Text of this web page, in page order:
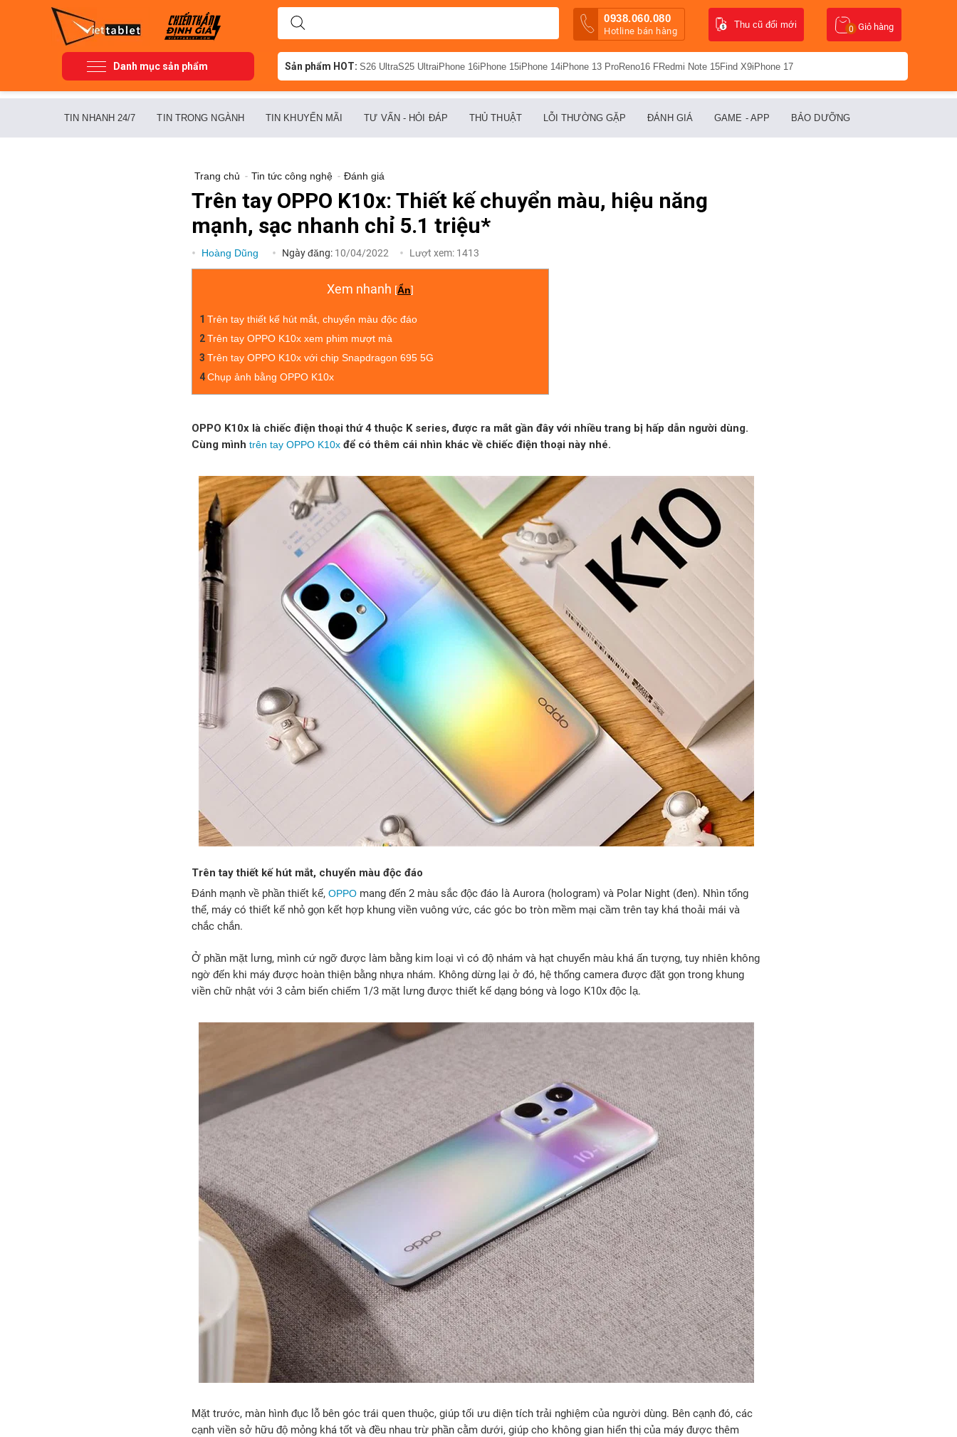
0938.060.080
Hotline bán hàng Giỏ hàng
0
Thu cũ đổi mới
Danh mục sản phẩm Sản phẩm HOT: S26 UltraS25 UltraiPhone 16iPhone 15iPhone 14iPhone 13 ProReno16 FRedmi Note 15Find X9iPhone 17
TIN NHANH 24/7 TIN TRONG NGÀNH TIN KHUYẾN MÃI TƯ VẤN - HỎI ĐÁP THỦ THUẬT LỖI THƯỜNG GẶP ĐÁNH GIÁ GAME - APP BẢO DƯỠNG
Trang chủ - Tin tức công nghệ - Đánh giá
Trên tay OPPO K10x: Thiết kế chuyển màu, hiệu năng
mạnh, sạc nhanh chỉ 5.1 triệu*
Hoàng Dũng Ngày đăng: 10/04/2022 Lượt xem: 1413
Xem nhanh [Ẩn]
1 Trên tay thiết kế hút mắt, chuyển màu độc đáo
2Trên tay OPPO K10x xem phim mượt mà
3 Trên tay OPPO K10x với chip Snapdragon 695 5G
4Chụp ảnh bằng OPPO K10x
OPPO K10x là chiếc điện thoại thứ 4 thuộc K series, được ra mắt gần đây với nhiều trang bị hấp dẫn người dùng.
Cùng mình trên tay OPPO K10x để có thêm cái nhìn khác về chiếc điện thoại này nhé.
Trên tay thiết kế hút mắt, chuyển màu độc đáo
Đánh mạnh về phần thiết kế, OPPO mang đến 2 màu sắc độc đáo là Aurora (hologram) và Polar Night (đen). Nhìn tổng
thể, máy có thiết kế nhỏ gọn kết hợp khung viền vuông vức, các góc bo tròn mềm mại cầm trên tay khá thoải mái và
chắc chắn.
Ở phần mặt lưng, mình cứ ngỡ được làm bằng kim loại vì có độ nhám và hạt chuyển màu khá ấn tượng, tuy nhiên không
ngờ đến khi máy được hoàn thiện bằng nhựa nhám. Không dừng lại ở đó, hệ thống camera được đặt gọn trong khung
viền chữ nhật với 3 cảm biến chiếm 1/3 mặt lưng được thiết kế dạng bóng và logo K10x độc lạ.
Mặt trước, màn hình đục lỗ bên góc trái quen thuộc, giúp tối ưu diện tích trải nghiệm của người dùng. Bên cạnh đó, các
cạnh viền sở hữu độ mỏng khá tốt và đều nhau trừ phần cằm dưới, giúp cho không gian hiển thị của máy được thêm